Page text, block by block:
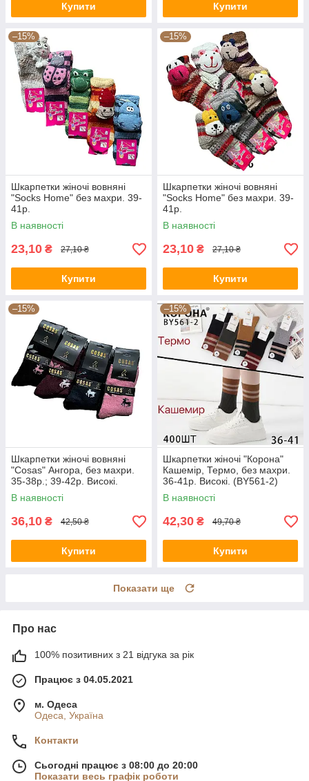
Купити Купити
–15%
Шкарпетки жіночі вовняні
"Socks Home" без махри. 39-
41р.
В наявності
23,10 ₴ 27,10 ₴
Купити
–15%
Шкарпетки жіночі вовняні
"Socks Home" без махри. 39-
41р.
В наявності
23,10 ₴ 27,10 ₴
Купити
–15%
Шкарпетки жіночі вовняні
"Cosas" Ангора, без махри.
35-38р.; 39-42р. Високі.
(BDP-25)
В наявності
36,10 ₴ 42,50 ₴
Купити
–15%
Шкарпетки жіночі "Корона"
Кашемір, Термо, без махри.
36-41р. Високі. (BY561-2)
В наявності
42,30 ₴ 49,70 ₴
Купити
Показати ще
Про нас
100% позитивних з 21 відгука за рік
Працює з 04.05.2021
м. Одеса
Одеса, Україна
Контакти
Сьогодні працює з 08:00 до 20:00
Показати весь графік роботи